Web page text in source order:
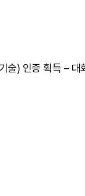
술) 인증 획득 – 대